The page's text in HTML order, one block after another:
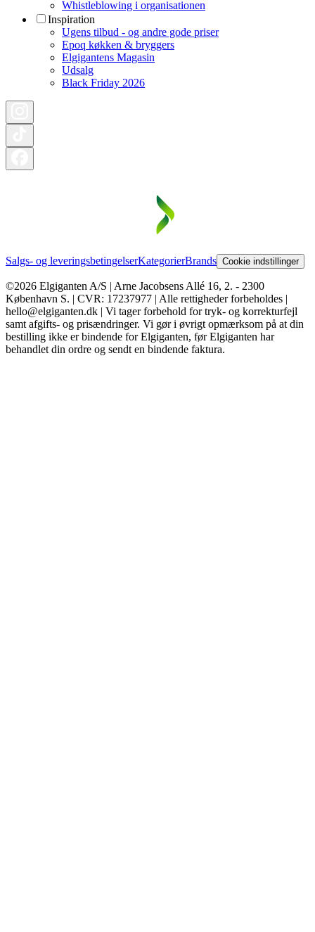
Whistleblowing i organisationen
Inspiration
Ugens tilbud - og andre gode priser
Epoq køkken & bryggers
Elgigantens Magasin
Udsalg
Black Friday 2026
Salgs- og leveringsbetingelserKategorierBrands Cookie indstillinger
©2026 Elgiganten A/S | Arne Jacobsens Allé 16, 2. - 2300
København S. | CVR: 17237977 | Alle rettigheder forbeholdes |
hello@elgiganten.dk | Vi tager forbehold for tryk- og korrekturfejl
samt afgifts- og prisændringer. Vi gør i øvrigt opmærksom på at din
bestilling ikke er bindende for Elgiganten, før Elgiganten har
behandlet din ordre og sendt en bindende faktura.